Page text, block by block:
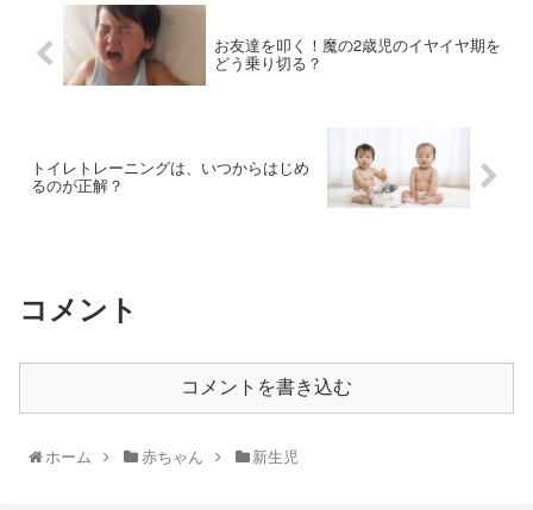
お友達を叩く！魔の2歳児のイヤイヤ期を
どう乗り切る？
トイレトレーニングは、いつからはじめ
るのが正解？
コメント
コメントを書き込む
ホーム 赤ちゃん 新生児